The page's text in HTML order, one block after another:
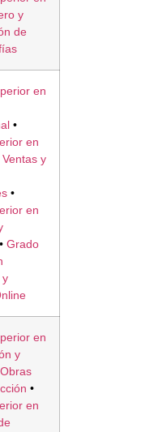
y
de
en
•
en
y
•
en
• Grado
y
en
y
•
en